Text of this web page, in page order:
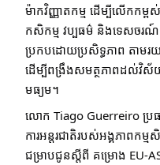
ម៉ាកវិញ្ញាតកម្ម ដើម្បីលើកក
កសិកម្ម វប្បធម៌ និងទេសចរណ៍
ប្រកបដោយប្រសិទ្ធភាព តាមរ
ដើម្បីពង្រឹងសមត្ថភាពដល់វិ
មធ្យម។
លោក Tiago Guerreiro ប្រ
ការអន្តរជាតិរបស់អង្គភាពក
ជម្រាបជូនស្តីពី គម្រោង EU-